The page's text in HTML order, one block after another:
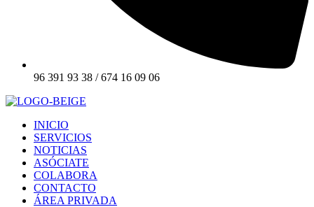
96 391 93 38 / 674 16 09 06
INICIO
SERVICIOS
NOTICIAS
ASÓCIATE
COLABORA
CONTACTO
ÁREA PRIVADA